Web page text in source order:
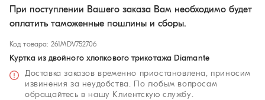
При поступлении Вашего заказа Вам необходимо будет
оплатить таможенные пошлины и сборы.
Код товара: 261MDV752706
Куртка из двойного хлопкового трикотажа Diamante
Доставка заказов временно приостановлена, приносим
извинения за неудобства. По любым вопросам
обращайтесь в нашу Клиентскую службу.